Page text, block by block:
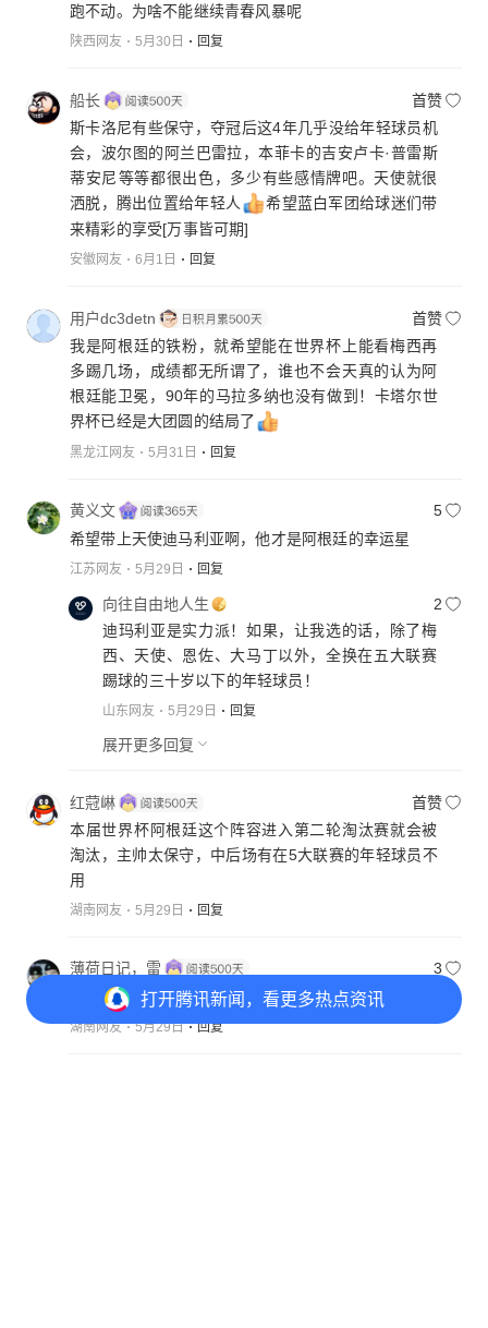
打开腾讯新闻，看更多热点资讯
跑不动。为啥不能继续青春风暴呢
陕西网友 5月30日 回复
船长
首赞
斯卡洛尼有些保守，夺冠后这4年几乎没给年轻球员机
会，波尔图的阿兰巴雷拉，本菲卡‌的吉安卢卡·普雷斯
蒂安尼‌等等都很出色，多少有些感情牌吧。天使就很
洒脱，腾出位置给年轻人
希望蓝白军团给球迷们带
来精彩的享受[万事皆可期]
安徽网友 6月1日 回复
用户dc3detn
首赞
我是阿根廷的铁粉，就希望能在世界杯上能看梅西再
多踢几场，成绩都无所谓了，谁也不会天真的认为阿
根廷能卫冕，90年的马拉多纳也没有做到！卡塔尔世
界杯已经是大团圆的结局了
黑龙江网友 5月31日 回复
黄义文
5
希望带上天使迪马利亚啊，他才是阿根廷的幸运星
江苏网友 5月29日 回复
向往自由地人生
2
迪玛利亚是实力派！如果，让我选的话，除了梅
西、天使、恩佐、大马丁以外，全换在五大联赛
踢球的三十岁以下的年轻球员！
山东网友 5月29日 回复
展开更多回复
红蒄崊
首赞
本届世界杯阿根廷这个阵容进入第二轮淘汰赛就会被
淘汰，主帅太保守，中后场有在5大联赛的年轻球员不
用
湖南网友 5月29日 回复
薄荷日记，雷
3
问题是没有梅西谁还看阿根廷队？
湖南网友 5月29日 回复